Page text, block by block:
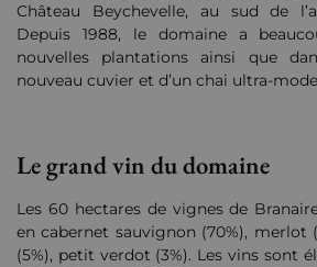
Château Beychevelle, au sud de
Depuis 1988, le domaine a
nouvelles plantations ainsi que
nouveau cuvier et d’un chai ultra-
Le grand vin du domaine
Les 60 hectares de vignes de
en cabernet sauvignon (70%), merlot
(5%), petit verdot (3%). Les vins sont